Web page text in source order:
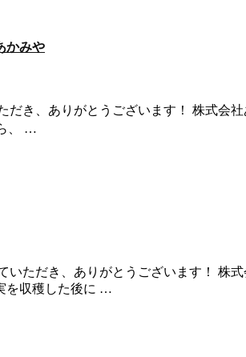
かみや
だき、ありがとうございます！ 株式会
、 …
いただき、ありがとうございます！ 株
を収穫した後に …